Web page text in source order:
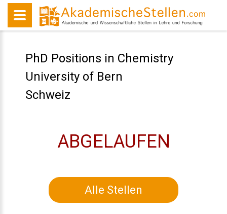
PhD Positions in Chemistry
University of Bern
Schweiz
ABGELAUFEN
Alle Stellen